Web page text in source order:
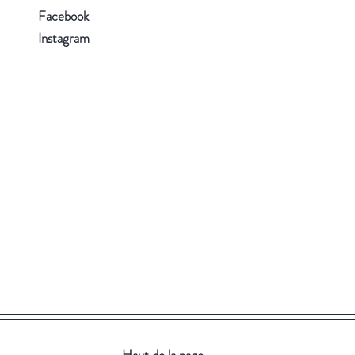
Facebook
Instagram